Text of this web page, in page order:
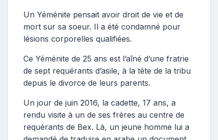
Un Yéménite pensait avoir droit de vie et de
mort sur sa soeur. Il a été condamné pour
lésions corporelles qualifiées.
Ce Yéménite de 25 ans est l’aîné d’une fratrie
de sept requérants d’asile, à la tête de la tribu
depuis le divorce de leurs parents.
Un jour de juin 2016, la cadette, 17 ans, a
rendu visite à un de ses frères au centre de
requérants de Bex. Là, un jeune homme lui a